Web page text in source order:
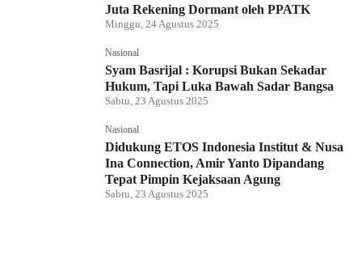
Juta Rekening Dormant oleh PPATK
Minggu, 24 Agustus 2025
Nasional
Syam Basrijal : Korupsi Bukan Sekadar
Hukum, Tapi Luka Bawah Sadar Bangsa
Sabtu, 23 Agustus 2025
Nasional
Didukung ETOS Indonesia Institut & Nusa
Ina Connection, Amir Yanto Dipandang
Tepat Pimpin Kejaksaan Agung
Sabtu, 23 Agustus 2025